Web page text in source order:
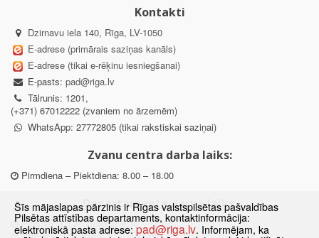
Kontakti
Dzirnavu iela 140, Rīga, LV-1050
E-adrese (primārais saziņas kanāls)
E-adrese (tikai e-rēķinu iesniegšanai)
E-pasts: pad@riga.lv
Tālrunis: 1201,
(+371) 67012222 (zvaniem no ārzemēm)
WhatsApp: 27772805 (tikai rakstiskai saziņai)
Zvanu centra darba laiks:
Pirmdiena – Piektdiena: 8.00 – 18.00
Departamenta darba laiks:
Pirmdiena, Ceturtdiena: 8.30 – 18.00
Šīs mājaslapas pārzinis ir Rīgas valstspilsētas pašvaldības
Pilsētas attīstības departaments, kontaktinformācija:
elektroniskā pasta adrese: pad@riga.lv. Informējam, ka